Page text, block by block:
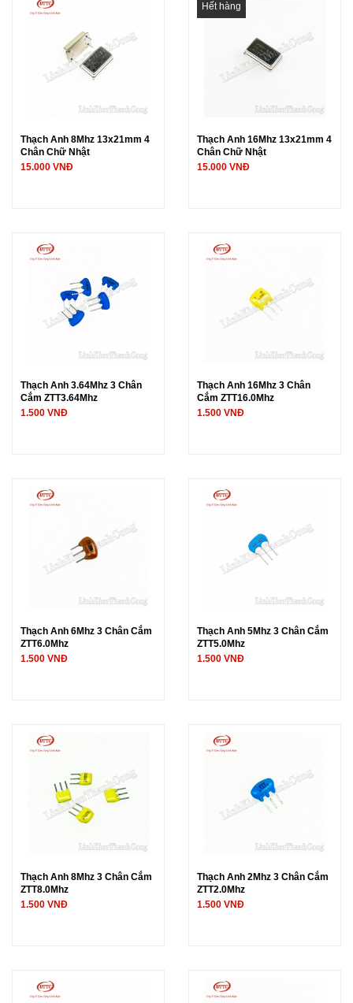
Thạch Anh 8Mhz 13x21mm 4
Chân Chữ Nhật
15.000 VNĐ
Hết hàng
Thạch Anh 16Mhz 13x21mm 4
Chân Chữ Nhật
15.000 VNĐ
Thạch Anh 3.64Mhz 3 Chân
Cắm ZTT3.64Mhz
1.500 VNĐ
Thạch Anh 16Mhz 3 Chân
Cắm ZTT16.0Mhz
1.500 VNĐ
Thạch Anh 6Mhz 3 Chân Cắm
ZTT6.0Mhz
1.500 VNĐ
Thạch Anh 5Mhz 3 Chân Cắm
ZTT5.0Mhz
1.500 VNĐ
Thạch Anh 8Mhz 3 Chân Cắm
ZTT8.0Mhz
1.500 VNĐ
Thạch Anh 2Mhz 3 Chân Cắm
ZTT2.0Mhz
1.500 VNĐ